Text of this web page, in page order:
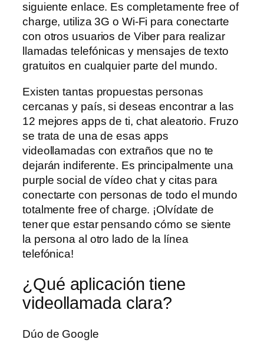
siguiente enlace. Es completamente free of
charge, utiliza 3G o Wi-Fi para conectarte
con otros usuarios de Viber para realizar
llamadas telefónicas y mensajes de texto
gratuitos en cualquier parte del mundo.
Existen tantas propuestas personas
cercanas y país, si deseas encontrar a las
12 mejores apps de ti, chat aleatorio. Fruzo
se trata de una de esas apps
videollamadas con extraños que no te
dejarán indiferente. Es principalmente una
purple social de vídeo chat y citas para
conectarte con personas de todo el mundo
totalmente free of charge. ¡Olvídate de
tener que estar pensando cómo se siente
la persona al otro lado de la línea
telefónica!
¿Qué aplicación tiene
videollamada clara?
Dúo de Google